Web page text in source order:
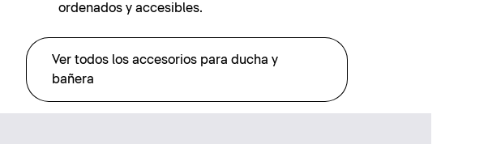
ordenados y accesibles.
Ver todos los accesorios para ducha y
bañera